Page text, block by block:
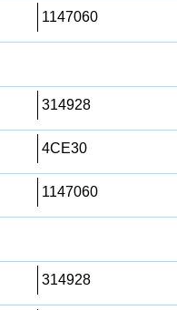
1147060
314928
4CE30
1147060
314928